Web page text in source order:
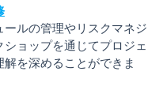
ルの管理やリスクマネジ
ョップを通じてプロジェ
を深めることができま